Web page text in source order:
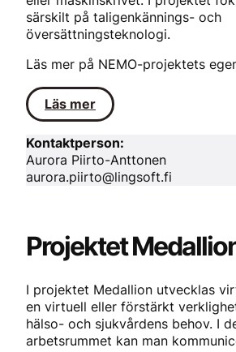
särskilt på taligenkännings- och
översättningsteknologi.
Läs mer på NEMO-projektets
Läs mer
Kontaktperson:
Aurora Piirto-Anttonen
aurora.piirto@lingsoft.fi
Projektet
I projektet Medallion utvecklas
en virtuell eller förstärkt
hälso- och sjukvårdens behov. I
arbetsrummet kan man